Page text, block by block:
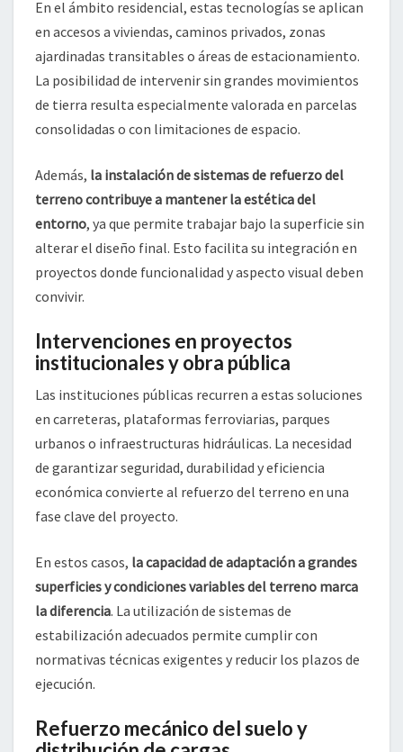
En el ámbito residencial, estas tecnologías se aplican
en accesos a viviendas, caminos privados, zonas
ajardinadas transitables o áreas de estacionamiento.
La posibilidad de intervenir sin grandes movimientos
de tierra resulta especialmente valorada en parcelas
consolidadas o con limitaciones de espacio.
Además, la instalación de sistemas de refuerzo del
terreno contribuye a mantener la estética del
entorno, ya que permite trabajar bajo la superficie sin
alterar el diseño final. Esto facilita su integración en
proyectos donde funcionalidad y aspecto visual deben
convivir.
Intervenciones en proyectos
institucionales y obra pública
Las instituciones públicas recurren a estas soluciones
en carreteras, plataformas ferroviarias, parques
urbanos o infraestructuras hidráulicas. La necesidad
de garantizar seguridad, durabilidad y eficiencia
económica convierte al refuerzo del terreno en una
fase clave del proyecto.
En estos casos, la capacidad de adaptación a grandes
superficies y condiciones variables del terreno marca
la diferencia. La utilización de sistemas de
estabilización adecuados permite cumplir con
normativas técnicas exigentes y reducir los plazos de
ejecución.
Refuerzo mecánico del suelo y